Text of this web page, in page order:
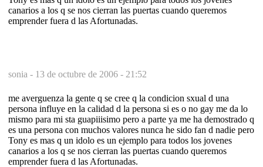
canarios a los q se nos cierran las puertas cuando queremos
emprender fuera d las Afortunadas.
sonia - 13 de octubre de 2006 - 21:52
me averguenza la gente q se cree q la condicion sxual d una
persona influye en la calidad d la persona si es o no gay me da lo
mismo para mi sta guapiiisimo pero a parte ya me ha demostrado q
es una persona con muchos valores nunca he sido fan d nadie pero
Tony es mas q un idolo es un ejemplo para todos los jovenes
canarios a los q se nos cierran las puertas cuando queremos
emprender fuera d las Afortunadas.